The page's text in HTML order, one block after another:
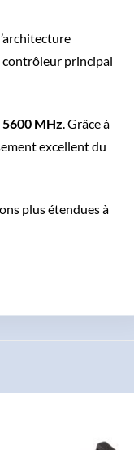
contrôleur principal
5600 MHz . Grâce à
excellent du
plus étendues à
AJOUTER